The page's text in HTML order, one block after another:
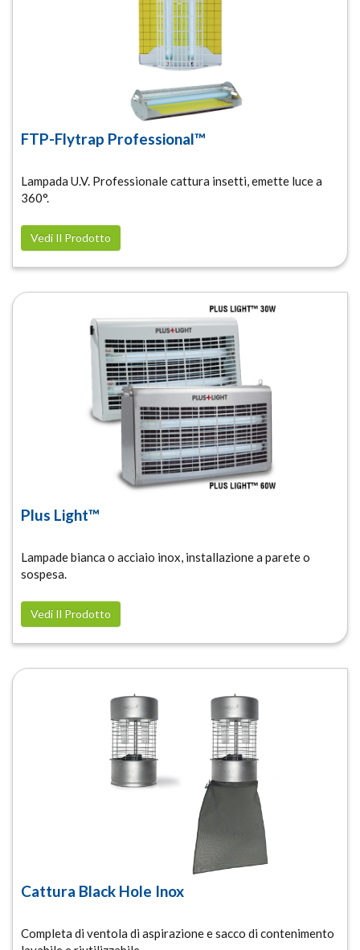
FTP-Flytrap Professional™
Lampada U.V. Professionale cattura insetti, emette luce a
360°.
Vedi Il Prodotto
Plus Light™
Lampade bianca o acciaio inox, installazione a parete o
sospesa.
Vedi Il Prodotto
Cattura Black Hole Inox
Completa di ventola di aspirazione e sacco di contenimento